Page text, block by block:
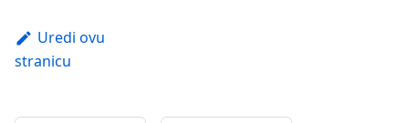
Uredi ovu
stranicu